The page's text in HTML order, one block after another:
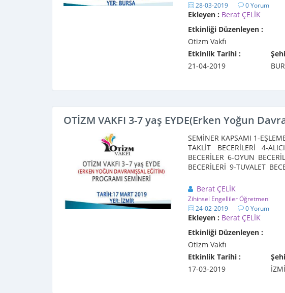
28-03-2019 0 Yorum
Ekleyen : Berat ÇELİK
Etkinliği Düzenleyen :
Otizm Vakfı
Etkinlik Tarihi :
21-04-2019
OTİZM VAKFI 3-7 yaş EYDE(Erken Yoğun
SEMİNER KAPSAMI 1-
TAKLİT BECERİLERİ 4-
BECERİLER 6-OYUN
BECERİLERİ 9-TUVALET
Berat ÇELİK
Zihinsel Engelliler Öğretmeni
24-02-2019 0 Yorum
Ekleyen : Berat ÇELİK
Etkinliği Düzenleyen :
Otizm Vakfı
Etkinlik Tarihi :
17-03-2019